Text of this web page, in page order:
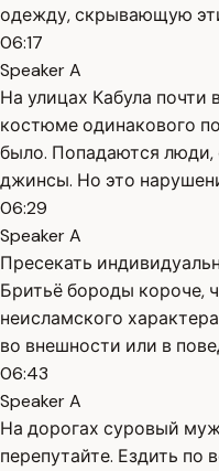
одежду, скрывающую
06:17
Speaker A
На улицах Кабула почти
костюме одинакового
было. Попадаются
джинсы. Но это
06:29
Speaker A
Пресекать
Бритьё бороды короче,
неисламского
во внешности или в
06:43
Speaker A
На дорогах суровый
перепутайте. Ездить по